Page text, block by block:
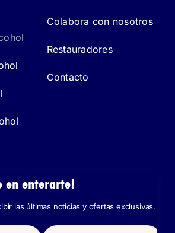
Colabora con nosotros
Restauradores
Contacto
en enterarte!
las últimas noticias y ofertas exclusivas.